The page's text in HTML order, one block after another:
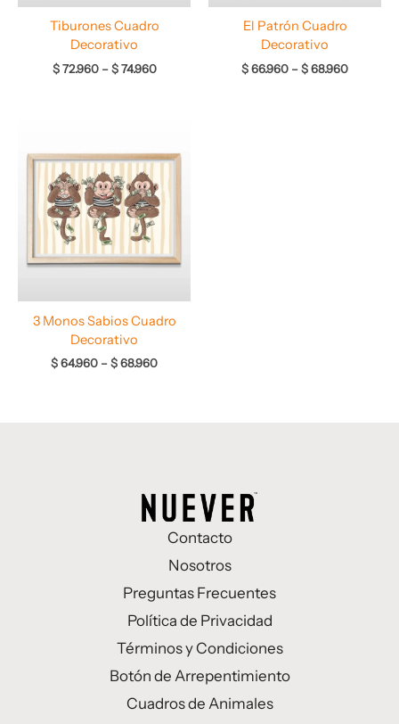
Tiburones Cuadro
Decorativo
$72.960 – $74.960
El Patrón Cuadro
Decorativo
$66.960 –$68.960
3 Monos Sabios Cuadro
Decorativo
$64.960 –$68.960
precios:
desde
$ 64.960
hasta
$ 68.960
Contacto
Nosotros
Preguntas Frecuentes
Política de Privacidad
Términos y Condiciones
Botón de Arrepentimiento
Cuadros de Animales